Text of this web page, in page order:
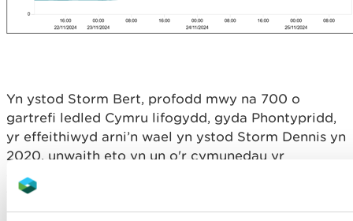
Yn ystod Storm Bert, profodd mwy na 700 o
gartrefi ledled Cymru lifogydd, gyda Phontypridd,
yr effeithiwyd arni’n wael yn ystod Storm Dennis yn
2020, unwaith eto yn un o'r cymunedau yr
effeithiwyd arni waethaf. Digwyddodd tirlithriad
yng Nghwmtyleri, Blaenau Gwent, gyda thomen lo
nas defnyddir yn cwympo’n rhannol, gan orfodi